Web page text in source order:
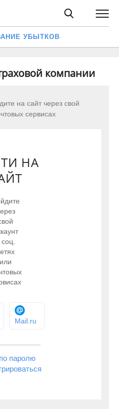
УБЫТКОВ
компании
на сайт через свой
сервисах
НА
соц.
или
Mail.ru
паролю